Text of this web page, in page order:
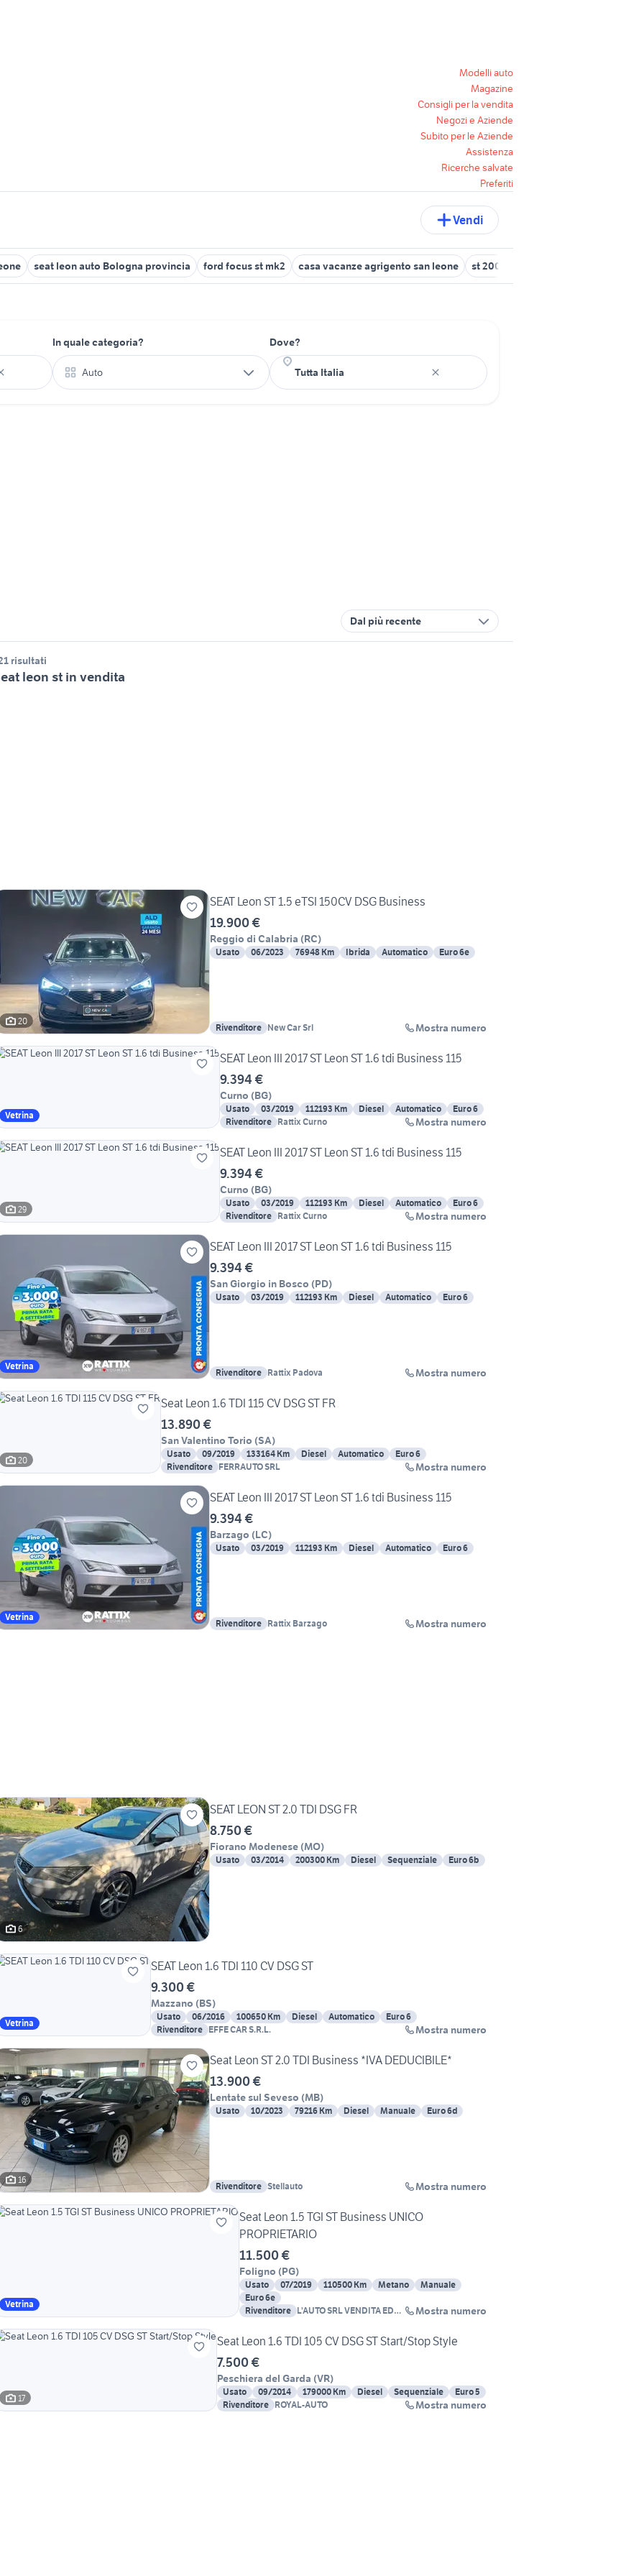
Modelli auto
Magazine
Consigli per la vendita
Negozi e Aziende
Subito per le Aziende
Assistenza
Ricerche salvate
Preferiti
Vendi
seat leon auto Bologna provincia ford focus st mk2 casa vacanze agrigento san leone st 200
In quale categoria?
Auto
Dove?
Dal più recente
risultati
leon st in vendita
20
SEAT Leon ST 1.5 eTSI 150CV DSG Business
19.900 €
Reggio di Calabria (RC)
Usato 06/2023 76948 Km Ibrida Automatico Euro 6e
Rivenditore New Car Srl Mostra numero
Vetrina
SEAT Leon III 2017 ST Leon ST 1.6 tdi Business 115
9.394 €
Curno (BG)
Usato 03/2019 112193 Km Diesel Automatico
Euro 6
Rivenditore Rattix Curno Mostra numero
29
SEAT Leon III 2017 ST Leon ST 1.6 tdi Business 115
9.394 €
Curno (BG)
Usato 03/2019 112193 Km Diesel Automatico
Euro 6
Rivenditore Rattix Curno Mostra numero
Vetrina
SEAT Leon III 2017 ST Leon ST 1.6 tdi Business 115
9.394 €
San Giorgio in Bosco (PD)
Usato 03/2019 112193 Km Diesel Automatico Euro 6
Rivenditore Rattix Padova Mostra numero
20
Seat Leon 1.6 TDI 115 CV DSG ST FR
13.890 €
San Valentino Torio (SA)
Usato 09/2019 133164 Km Diesel Automatico
Euro 6
Rivenditore FERRAUTO SRL Mostra numero
Vetrina
SEAT Leon III 2017 ST Leon ST 1.6 tdi Business 115
9.394 €
Barzago (LC)
Usato 03/2019 112193 Km Diesel Automatico Euro 6
Rivenditore Rattix Barzago Mostra numero
6
SEAT LEON ST 2.0 TDI DSG FR
8.750 €
Fiorano Modenese (MO)
Usato 03/2014 200300 Km Diesel Sequenziale Euro 6b
Vetrina
SEAT Leon 1.6 TDI 110 CV DSG ST
9.300 €
Mazzano (BS)
Usato 06/2016 100650 Km Diesel Automatico
Euro 6
Rivenditore EFFE CAR S.R.L. Mostra numero
16
Seat Leon ST 2.0 TDI Business *IVA DEDUCIBILE*
13.900 €
Lentate sul Seveso (MB)
Usato 10/2023 79216 Km Diesel Manuale Euro 6d
Rivenditore Stellauto Mostra numero
Vetrina
Seat Leon 1.5 TGI ST Business UNICO
PROPRIETARIO
11.500 €
Foligno (PG)
Usato 07/2019 110500 Km Metano
Manuale
Euro 6e
Rivenditore L'AUTO SRL VENDITA ED
Mostra numero
17
Seat Leon 1.6 TDI 105 CV DSG ST Start/Stop Style
7.500 €
Peschiera del Garda (VR)
Usato 09/2014 179000 Km Diesel Sequenziale
Euro 5
Rivenditore ROYAL-AUTO Mostra numero